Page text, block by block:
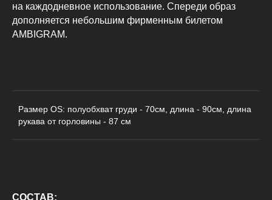
на каждодневное использование. Спереди образ
дополняется небольшим фирменным билетом
AMBIGRAM.
Размер OS: полуобхват груди - 70см, длина - 90см, длина
рукава от горловины - 87 см
СОСТАВ:
КАТАЛОГ ДЛЯ КЛИЕНТОВ
Худи